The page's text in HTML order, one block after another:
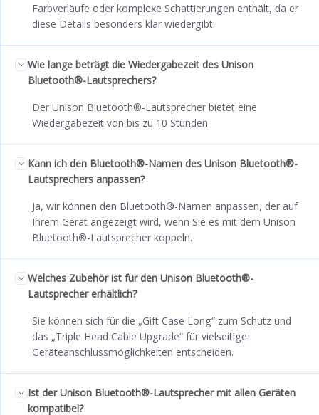
Farbverläufe oder komplexe Schattierungen enthält, da er
diese Details besonders klar wiedergibt.
Wie lange beträgt die Wiedergabezeit des Unison
Bluetooth®-Lautsprechers?
Der Unison Bluetooth®-Lautsprecher bietet eine
Wiedergabezeit von bis zu 10 Stunden.
Kann ich den Bluetooth®-Namen des Unison Bluetooth®-
Lautsprechers anpassen?
Ja, wir können den Bluetooth®-Namen anpassen, der auf
Ihrem Gerät angezeigt wird, wenn Sie es mit dem Unison
Bluetooth®-Lautsprecher koppeln.
Welches Zubehör ist für den Unison Bluetooth®-
Lautsprecher erhältlich?
Sie können sich für die „Gift Case Long“ zum Schutz und
das „Triple Head Cable Upgrade“ für vielseitige
Geräteanschlussmöglichkeiten entscheiden.
Ist der Unison Bluetooth®-Lautsprecher mit allen Geräten
kompatibel?